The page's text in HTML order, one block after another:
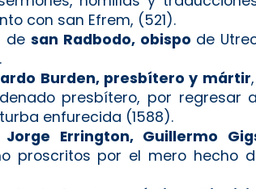
con san Efrem, (521).
desan Radbodo, obispo de
Burden, presbítero y mártir
presbítero, por
enfurecida (1588).
Jorge Errington, Guillermo
proscritos por el mero hecho